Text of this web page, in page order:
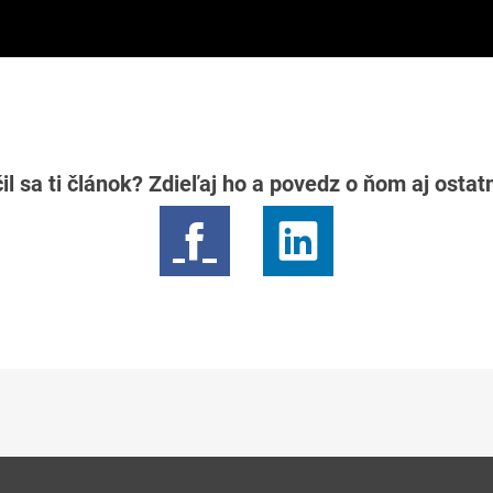
sa ti článok? Zdieľaj ho a povedz o ňom aj